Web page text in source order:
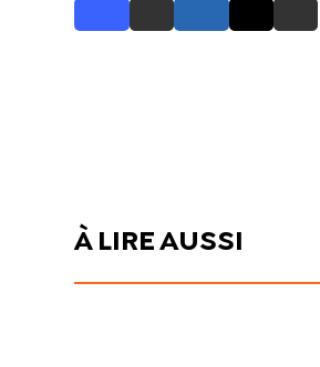
À LIRE AUSSI